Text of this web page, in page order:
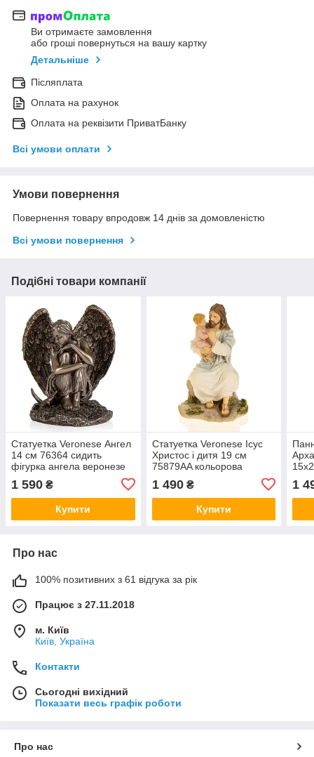
Ви отримаєте замовлення
або гроші повернуться на вашу картку
Детальніше
Післяплата
Оплата на рахунок
Оплата на реквізити ПриватБанку
Всі умови оплати
Умови повернення
Повернення товару впродовж 14 днів за домовленістю
Всі умови повернення
Подібні товари компанії
Статуетка Veronese Ангел
14 см 76364 сидить
фігурка ангела веронезе
1 590 ₴
Купити
Статуетка Veronese Ісус
Христос і дитя 19 см
75879AA кольорова
1 490₴
Купити
1
Про нас
100% позитивних з 61 відгука за рік
Працює з 27.11.2018
м. Київ
Київ, Україна
Контакти
Сьогодні вихідний
Показати весь графік роботи
Про нас